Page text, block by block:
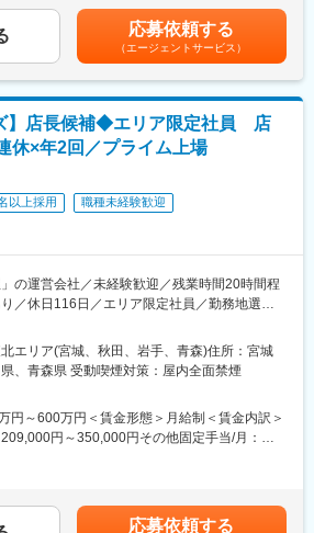
1年間で5連休を2回取得いただけます。
ネジャーが徹底して管理しており、エリア内(1
で、空いている店舗から手の足りない店舗へヘ
風＞
、現場(店舗就業)経験者です。
早く改善できるよう会社を上げて努めておりま
るコストダウン、品質安定化、生産性向上に
生産設備におけるパネル生産の立上げ
よって事業化を達成し、新しい照明として有
広げていくこと
ン】
発を継続的に担当して当該領域の専門性を向
連の組織リーダーから部門内の技術統括への
する。
式会社 研究統括グループ
Unit：地球環境保護と快適なくらしに貢献
クのひとつである塩化ビニル樹脂
衝包装材や魚函などに広く用いられる発泡樹脂
Unit：高齢化社会・医療高度化社会に貢献
食品市場向け製品 など
給(月額)は固定手当を含めた表記です。
応募依頼する
（エージェントサービス）
】店長候補◆エリア限定社員 店
休×年2回／プライム上場
以上採用
職種未経験歓迎
の運営会社／未経験歓迎／残業時間20時間程
／休日116日／エリア限定社員／勤務地選べ
て頂きます。
ただきます。
エリア(宮城、秋田、岩手、青森)住所：宮城
、青森県 受動喫煙対策：屋内全面禁煙
円～600万円＜賃金形態＞月給制＜賃金内訳＞
円～350,000円その他固定手当/月：
ネジャー(約600万円)エリアマネジャー(約700
応募依頼する